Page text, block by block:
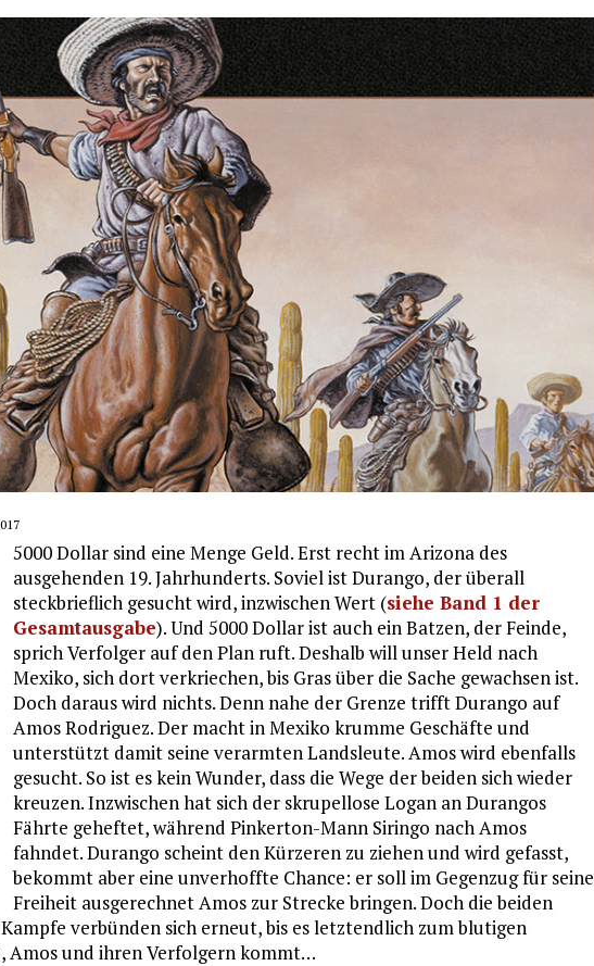
5000 Dollar sind eine Menge Geld. Erst recht im Arizona des
ausgehenden 19. Jahrhunderts. Soviel ist Durango, der überall
steckbrieflich gesucht wird, inzwischen Wert (siehe Band 1 der
Gesamtausgabe). Und 5000 Dollar ist auch ein Batzen, der Feinde,
sprich Verfolger auf den Plan ruft. Deshalb will unser Held nach
Mexiko, sich dort verkriechen, bis Gras über die Sache gewachsen ist.
Doch daraus wird nichts. Denn nahe der Grenze trifft Durango auf
Amos Rodriguez. Der macht in Mexiko krumme Geschäfte und
unterstützt damit seine verarmten Landsleute. Amos wird ebenfalls
gesucht. So ist es kein Wunder, dass die Wege der beiden sich wieder
kreuzen. Inzwischen hat sich der skrupellose Logan an Durangos
Fährte geheftet, während Pinkerton-Mann Siringo nach Amos
fahndet. Durango scheint den Kürzeren zu ziehen und wird gefasst,
bekommt aber eine unverhoffte Chance: er soll im Gegenzug für seine
Freiheit ausgerechnet Amos zur Strecke bringen. Doch die beiden
verbünden sich erneut, bis es letztendlich zum blutigen
Amos und ihren Verfolgern kommt…